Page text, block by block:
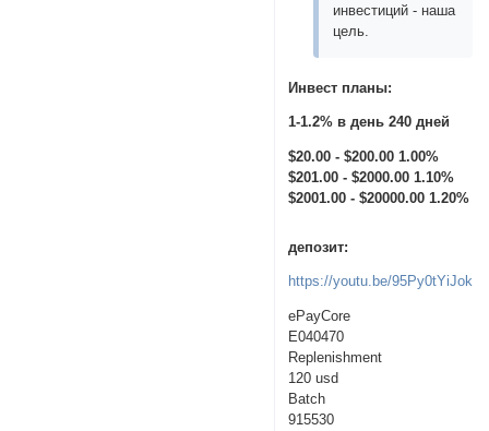
инвестиций - наша
цель.
Инвест планы:
1-1.2% в день 240 дней
$20.00 - $200.00 1.00%
$201.00 - $2000.00 1.10%
$2001.00 - $20000.00 1.20%
депозит:
https://youtu.be/95Py0tYiJok
ePayCore
E040470
Replenishment
120 usd
Batch
915530